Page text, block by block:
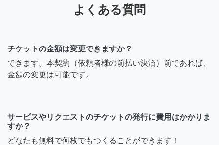
よくある質問
チケットの金額は変更できますか？
できます。本契約（依頼者様の前払い決済）前であれば、
金額の変更は可能です。
サービスやリクエストのチケットの発行に費用はかかりま
すか？
どなたも無料で何枚でもつくることができます！